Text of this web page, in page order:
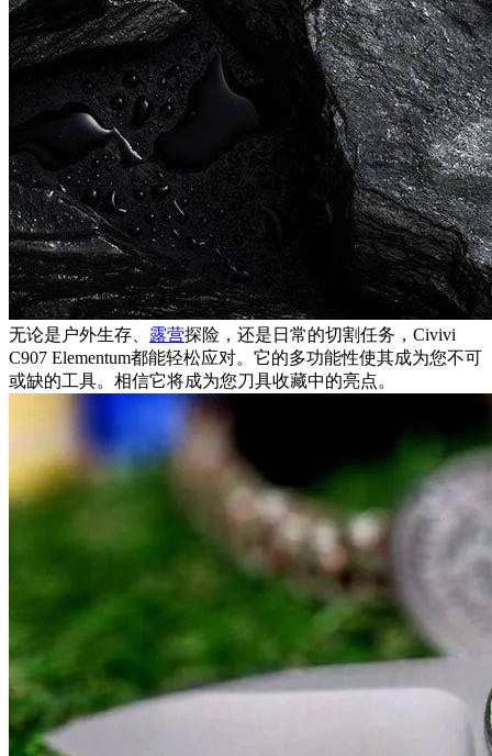
无论是户外生存、 露营探险，还是日常的切割任务，Civivi
C907 Elementum都能轻松应对。它的多功能性使其成为您不可
或缺的工具。相信它将成为您刀具收藏中的亮点。